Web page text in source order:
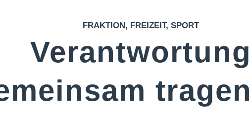
FRAKTION, FREIZEIT,SPORT
Verantwortung